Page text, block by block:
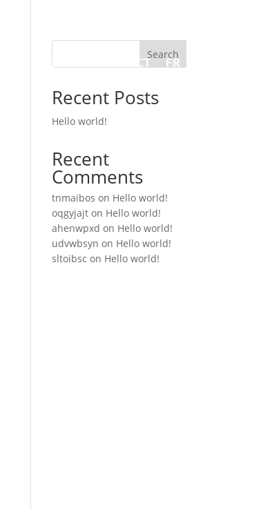
A PROPOS CONTACT FR
Search
Recent Posts
Hello world!
Recent
Comments
tnmaibos on Hello world!
oqgyjajt on Hello world!
ahenwpxd on Hello world!
udvwbsyn on Hello world!
sltoibsc on Hello world!